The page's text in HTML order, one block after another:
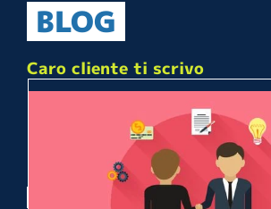
BLOG
Caro cliente ti scrivo